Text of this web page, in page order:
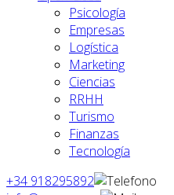
Psicología
Empresas
Logística
Marketing
Ciencias
RRHH
Turismo
Finanzas
Tecnología
+34 918295892